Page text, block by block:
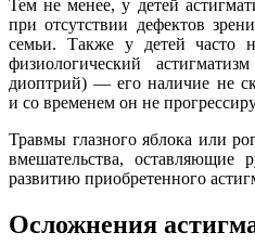
Тем не менее, у детей
при отсутствии дефектов
семьи. Также у детей часто
физиологический
диоптрий) — его наличие не
и со временем он не
Травмы глазного яблока или
вмешательства, оставляющие
развитию приобретенного
Осложнения